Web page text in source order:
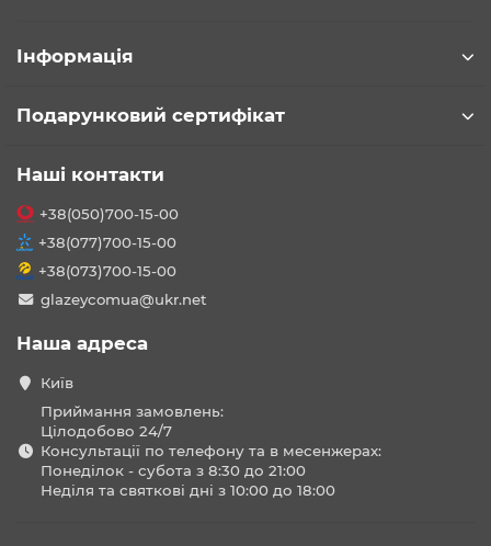
Інформація
Подарунковий сертифікат
Наші контакти
+38(050)700-15-00
+38(077)700-15-00
+38(073)700-15-00
glazeycomua@ukr.net
Наша адреса
Київ
Приймання замовлень:
Цілодобово 24/7
Консультації по телефону та в месенжерах:
Понеділок - субота з 8:30 до 21:00
Неділя та святкові дні з 10:00 до 18:00